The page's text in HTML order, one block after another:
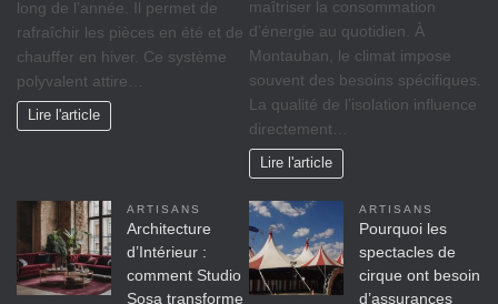
long de l’année. Il permet de
rafraîchir les pièces en été et de
chauffer en hiver. Ce système
polyvalent attire…
Lire l'article
maîtriser la consommation
d’énergie au quotidien. À
Montauban, le climat impose
souvent des besoins spécifiques.
La qualité de l’isolation influence
directement…
Lire l'article
ARTISANS
Architecture
d’Intérieur :
comment Studio
Sosa transforme
ARTISANS
Pourquoi les
spectacles de
cirque ont besoin
d’assurances